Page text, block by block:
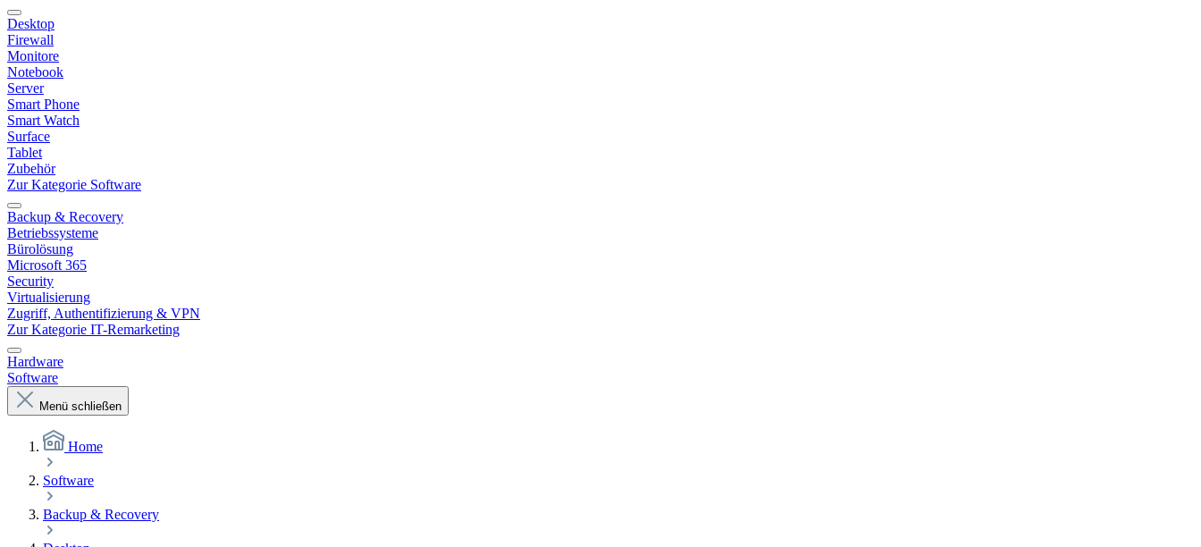
Desktop
Firewall
Monitore
Notebook
Server
Smart Phone
Smart Watch
Surface
Tablet
Zubehör
Zur Kategorie Software
Backup & Recovery
Betriebssysteme
Bürolösung
Microsoft 365
Security
Virtualisierung
Zugriff, Authentifizierung & VPN
Zur Kategorie IT-Remarketing
Hardware
Software
Menü schließen
Home
Software
Backup & Recovery